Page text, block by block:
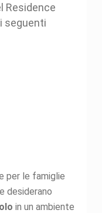
Residence
seguenti
per le famiglie
desiderano
in un ambiente